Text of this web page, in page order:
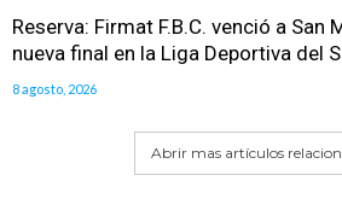
Reserva: Firmat F.B.C. venció a San
nueva final en la Liga Deportiva del
8 agosto, 2026
Abrir mas artículos